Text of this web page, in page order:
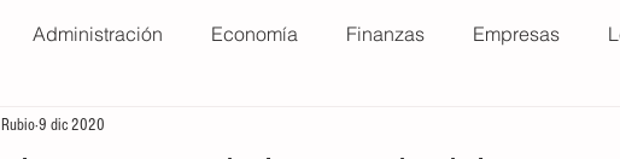
Administración Economía Finanzas Empresas
Laboral
9 dic 2020